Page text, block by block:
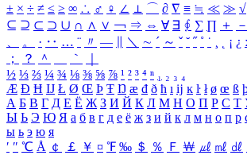
± × ÷ ≠ ≤ ≥ ∞ ∴ ♂ ♀ ∠ ⊥ ⌒ ∂ ∇ ≡ ≒ ≪ ≫ √
⊆ ⊇ ⊂ ⊃ ∪ ∩ ∧ ∨ ￢ ⇒ ⇔ ∀ ∃ ∮ ∑ ∏ ＋ －
、
。 · ‥ … ¨ 〃 ― ＼ ∼ ´ ～ ˇ ˘ ˝ ˚ ˙ ¸ ¡ ¿ ː
；
？ ＾ ｀
½ ⅓ ⅔ ¼ ¾ ⅛ ⅜ ⅝ ⅞ ¹ ² ³ ⁴ ⁿ ₁ ₂ ₃ ₄
Æ Ð Ħ Ĳ Ł Ø Œ Þ Ŧ Ŋ æ đ ð ħ ı ĳ ĸ ŀ ł ø œ ß
А Б В Г Д Е Ё Ж З И Й К Л М Н О П Р С Т
Ы Ь Э Ю Я а б в г д е ё ж з и й к л м н о п р
ы ь э ю я
′ ″ ℃ Å ￠ ￡ ￥ ¤ ℉ ‰ ＄ ％ Ｆ ￦ ㎕ ㎖ ㎗